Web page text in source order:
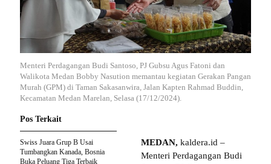
Menteri Perdagangan Budi Santoso, PJ Gubsu Agus Fatoni dan
Walikota Medan Bobby Nasution memantau kegiatan Gerakan Pangan
Murah (GPM) di Taman Sakasanwira, Jalan Kapten Rahmad Buddin,
Kecamatan Medan Marelan, Selasa (17/12/2024).
MEDAN, kaldera.id –
Menteri Perdagangan Budi
Pos Terkait
Swiss Juara Grup B Usai
Tumbangkan Kanada, Bosnia
Buka Peluang Tiga Terbaik